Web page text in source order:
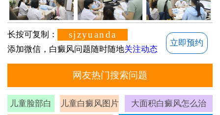
长按可复制： sjzyuanda
添加微信，白癜风问题随时随地关注动态
立即预约
网友热门搜索问题
儿童脸部白
儿童白癜风图片 大面积白癜风怎么治